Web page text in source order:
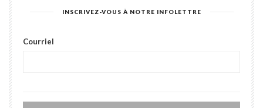
INSCRIVEZ-VOUS À NOTRE INFOLETTRE
Courriel